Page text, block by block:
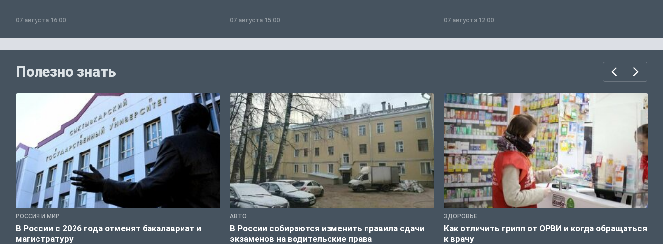
07 августа 16:00 07 августа 15:00 07 августа 12:00
Полезно знать
РОССИЯ И МИР
В России с 2026 года отменят бакалавриат и
магистратуру
АВТО
В России собираются изменить правила сдачи
экзаменов на водительские права
ЗДОРОВЬЕ
Как отличить грипп от ОРВИ и когда обращаться
к врачу